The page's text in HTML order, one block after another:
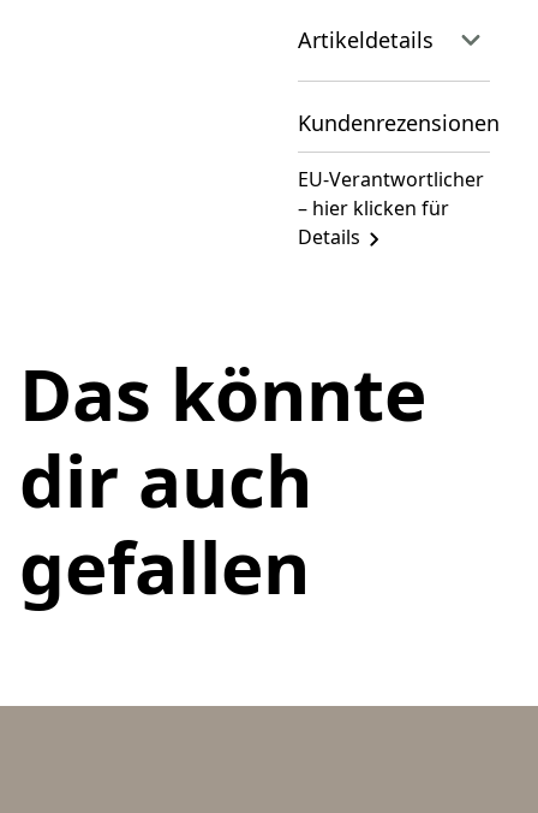
Artikeldetails
Kundenrezensionen
EU-Verantwortlicher
– hier klicken für
Details
Das könnte
dir auch
gefallen